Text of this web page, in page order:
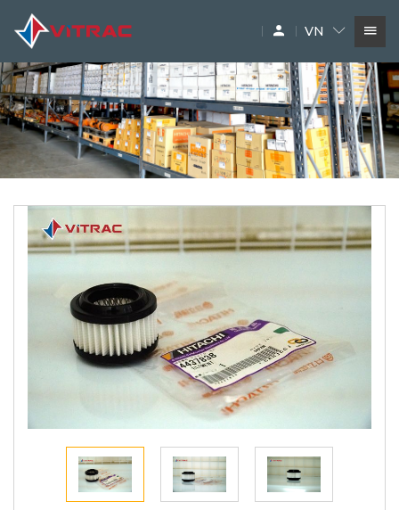
SIÊU THỊ MÁY XÂY DỰNG
THƯƠNG HIỆU
DỊCH VỤ
PHỤ TÙNG
VN